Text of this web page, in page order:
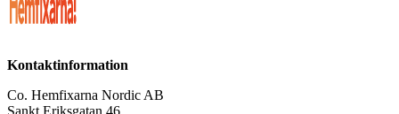
Kontaktinformation
Co. Hemfixarna Nordic AB
Sankt Eriksgatan 46